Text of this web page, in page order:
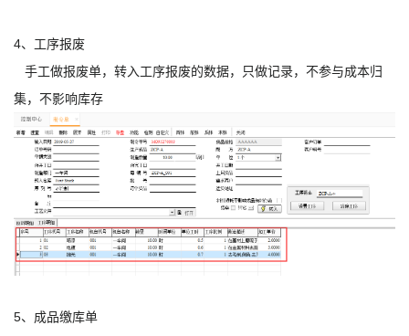
4、工序报废
手工做报废单，转入工序报废的数据，只做记录，不参与成本归
集，不影响库存
5、成品缴库单